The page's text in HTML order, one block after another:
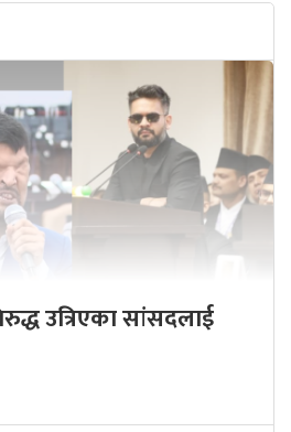
उत्रिएका सांसदलाई